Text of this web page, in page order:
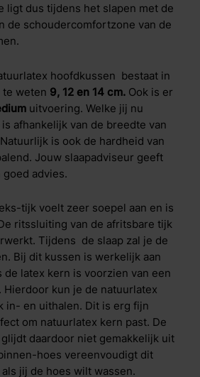
ligt dus tijdens het slapen met de
de schoudercomfortzone van de
hoofdkussen bestaat in
weten 9, 12 en 14 cm. Ook is er
uitvoering. Welke jij nu
afhankelijk van de breedte van
is ook de hardheid van
Jouw slaapadviseur geeft
advies.
tijk voelt zeer soepel aan en is
ritssluiting van de afritsbare tijk
Tijdens de slaap zal je de
Bij dit kussen is werkelijk aan
de latex kern is voorzien van een
kun je de natuurlatex
in- en uithalen. Dit is erg fijn
om natuurlatex kern past. De
glijdt daardoor niet gemakkelijk uit
hoes vereenvoudigt dit
jij de hoes wilt wassen.